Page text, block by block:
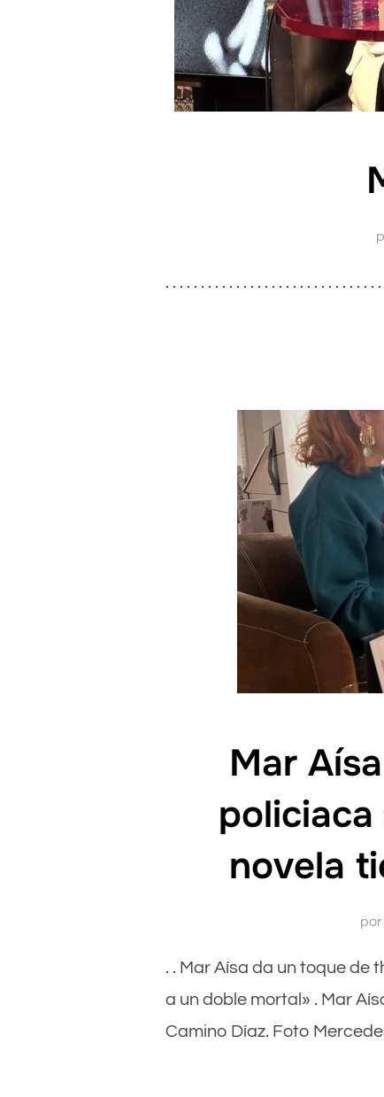
. . . . . . . . . . . . . . . . . . . . . . . . . . . . . . .
Mar
policiaca
novela
por
. . Mar Aísa da un toque de
a un doble mortal» . Mar
Camino Díaz. Foto